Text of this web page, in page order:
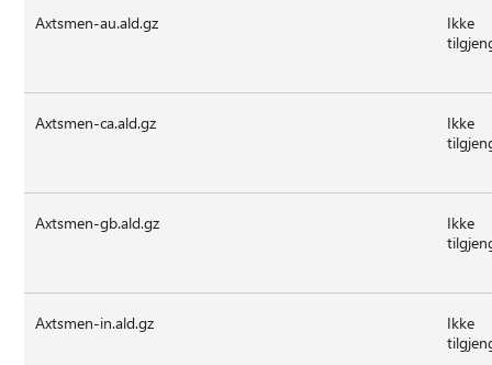
Axtsmen-au.ald.gz
Ikke
Axtsmen-ca.ald.gz
Ikke
Axtsmen-gb.ald.gz
Ikke
Axtsmen-in.ald.gz
Ikke